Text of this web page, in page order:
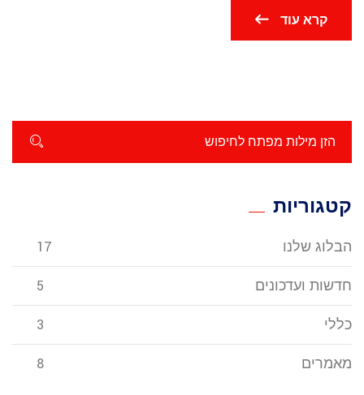
קרא עוד
קטגוריות
הבלוג שלנו 17
חדשות ועדכונים 5
כללי 3
מאמרים 8